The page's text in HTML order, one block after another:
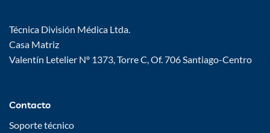
Técnica División Médica Ltda.
Casa Matriz
Valentín Letelier Nº 1373, Torre C, Of. 706 Santiago-Centro
Contacto
Soporte técnico